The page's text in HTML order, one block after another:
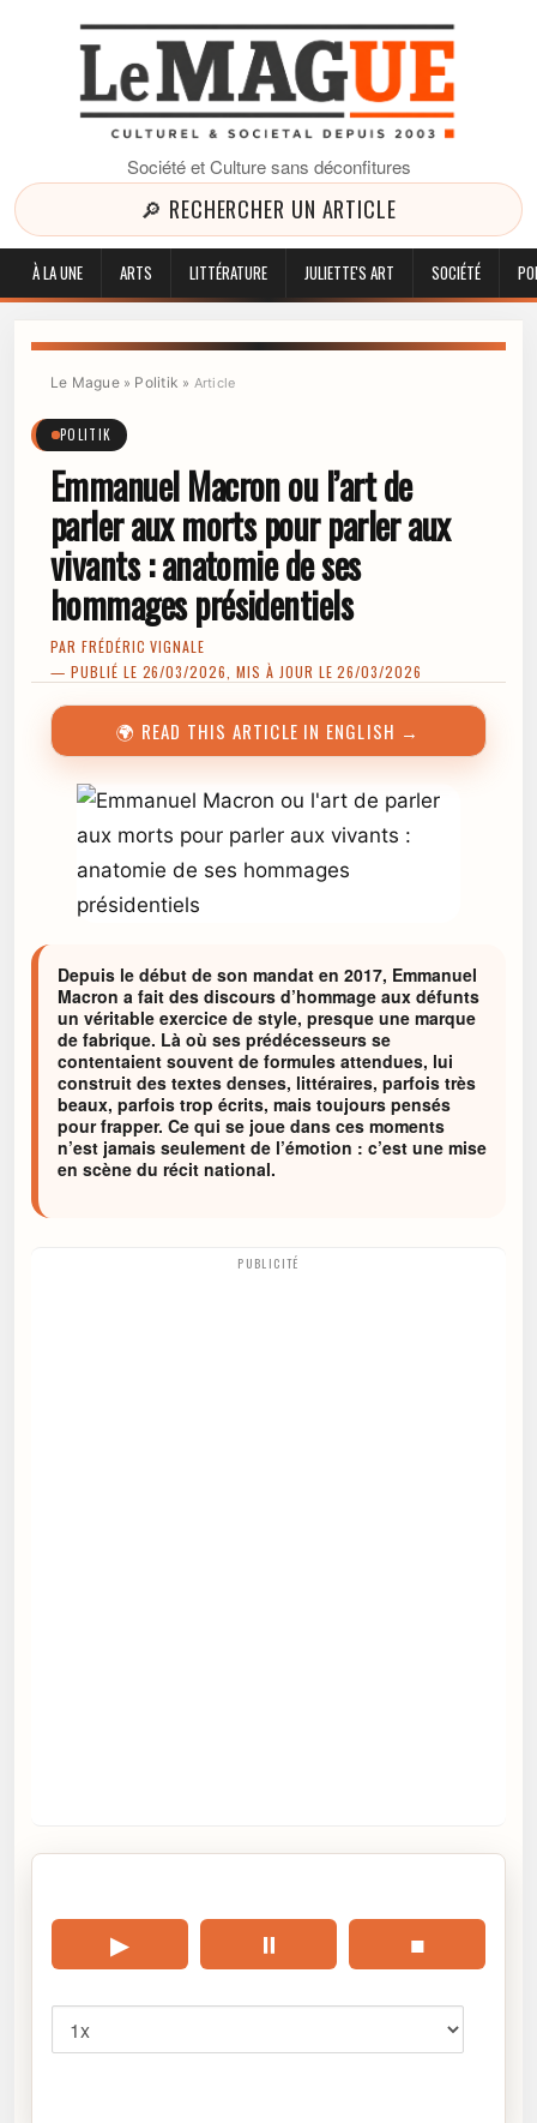
Société et Culture sans déconfitures
🔎 RECHERCHER UN ARTICLE
À LA UNE ARTS LITTÉRATURE JULIETTE'S ART SOCIÉTÉ
Le Mague» Politik » Article
POLITIK
Emmanuel Macron ou l’art de
parler aux morts pour parler aux
vivants : anatomie de ses
hommages présidentiels
PAR FRÉDÉRIC VIGNALE
— PUBLIÉ LE 26/03/2026, MIS À JOUR LE 26/03/2026
🌍 READ THIS ARTICLE IN ENGLISH →
Depuis le début de son mandat en 2017, Emmanuel
Macron a fait des discours d’hommage aux défunts
un véritable exercice de style, presque une marque
de fabrique. Là où ses prédécesseurs se
contentaient souvent de formules attendues, lui
construit des textes denses, littéraires, parfois très
beaux, parfois trop écrits, mais toujours pensés
pour frapper. Ce qui se joue dans ces moments
n’est jamais seulement de l’émotion : c’est une mise
en scène du récit national.
PUBLICITÉ
▶ ⏸ ■